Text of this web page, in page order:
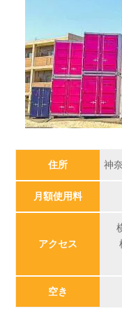
住所 神
月額使用料
アクセス
空き